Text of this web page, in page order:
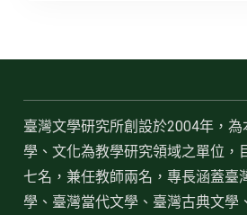
臺灣文學研究所創設於2004年，
學、文化為教學研究領域之單位，
七名，兼任教師兩名，專長涵蓋臺
學、臺灣當代文學、臺灣古典文學